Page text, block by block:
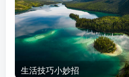
生活技巧小妙招